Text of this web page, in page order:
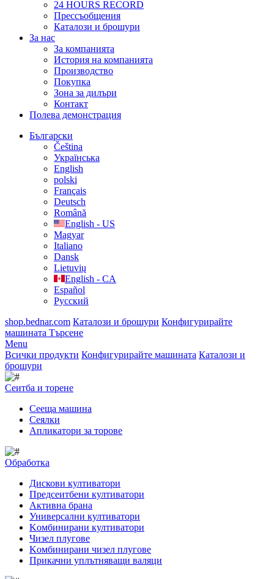
24 HOURS RECORD
Прессъобщения
Каталози и брошури
За нас
За компанията
История на компанията
Производство
Покупка
Зона за дилъри
Контакт
Полева демонстрация
Български
Čeština
Українська
English
polski
Français
Deutsch
Română
English - US
Magyar
Italiano
Dansk
Lietuvių
English - CA
Español
Русский
shop.bednar.com Каталози и брошури Конфигурирайте
машината Търсене
Menu
Всички продукти Конфигурирайте машината Каталози и
брошури
Сеитба и торене
Cееща машина
Cеялки
Апликатори за торове
Обработка
Дискови култиватори
Предсеитбени култиватори
Активна брана
Универсални култиватори
Kомбинирани култиватори
Чизел плугове
Kомбинирани чизел плугове
Прикачни уплътняващи валяци